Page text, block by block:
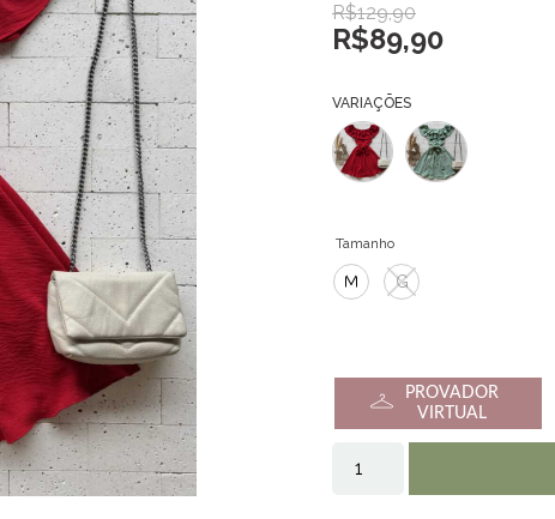
R$129,90
R$89,90
VARIAÇÕES
Tamanho
M G
PROVADOR
VIRTUAL